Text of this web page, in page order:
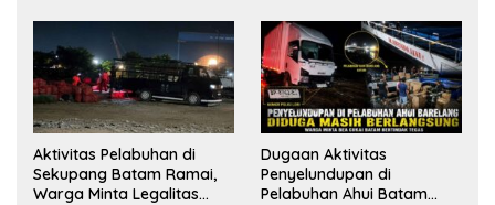
Pengecekan
Aktivitas Pelabuhan di
Sekupang Batam Ramai,
Warga Minta Legalitas
Dugaan Aktivitas
Penyelundupan di
Pelabuhan Ahui Batam